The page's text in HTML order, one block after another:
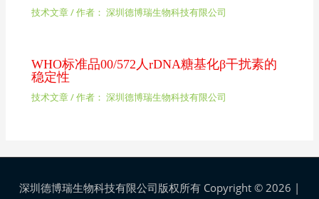
技术文章/ 作者： 深圳德博瑞生物科技有限公司
WHO标准品00/572人rDNA糖基化β干扰素的
稳定性
技术文章/ 作者： 深圳德博瑞生物科技有限公司
深圳德博瑞生物科技有限公司版权所有 Copyright © 2026 |